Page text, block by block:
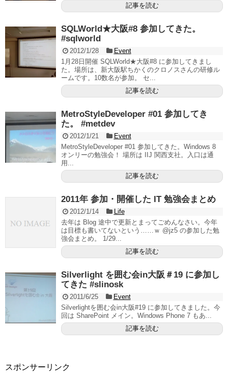
記事を読む
SQLWorld★大阪#8 参加してきた。
#sqlworld
2012/1/28
Event
1月28日開催 SQLWorld★大阪#8 に参加してきまし
た。場所は、新大阪駅ちかくのクロノスさんの研修ル
ームです。10数名が参加。 セ...
記事を読む
MetroStyleDeveloper #01 参加してき
た。 #metdev
2012/1/21
Event
MetroStyleDeveloper #01 参加してきた。Windows 8
オンリーの勉強会！ 場所は IIJ 関西支社。入口は通
用...
記事を読む
2011年 参加・開催した IT 勉強会まとめ
2012/1/14
Life
去年は Blog 途中で更新とまってごめんなさい。今年
は目標も書いてないという……ｗ @jz5 の参加した勉
強会まとめ。 1/29...
記事を読む
Silverlight を囲む会in大阪＃19 に参加し
てきた #slinosk
2011/6/25
Event
Silverlightを囲む会in大阪#19 に参加してきました。今
回は SharePoint メイン。Windows Phone 7 もあ...
記事を読む
スポンサーリンク